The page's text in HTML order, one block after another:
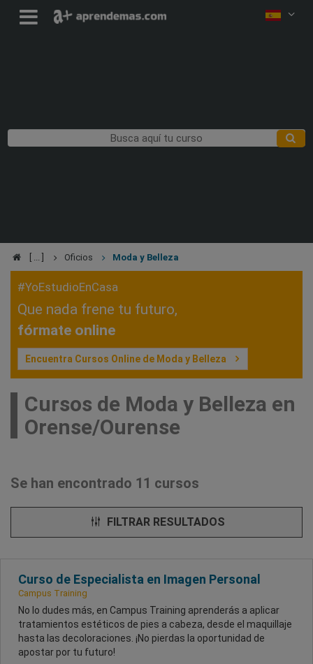
Oficios Moda y Belleza
#YoEstudioEnCasa
Que nada frene tu futuro,
fórmate online
Encuentra Cursos Online de Moda y Belleza
Cursos de Moda y Belleza en
Orense/Ourense
Se han encontrado 11 cursos
FILTRAR RESULTADOS
Curso de Especialista en Imagen Personal
Campus Training
No lo dudes más, en Campus Training aprenderás a aplicar
tratamientos estéticos de pies a cabeza, desde el maquillaje
hasta las decoloraciones. ¡No pierdas la oportunidad de
apostar por tu futuro!